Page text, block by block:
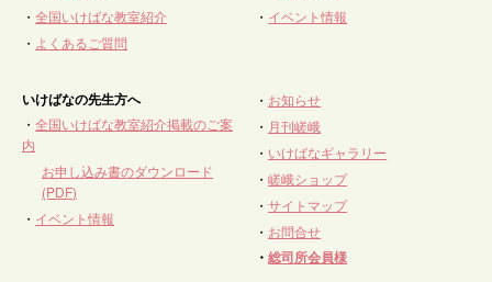
・ 全国いけばな教室紹介
・ よくあるご質問
・ イベント情報
いけばなの先生方へ
・ 全国いけばな教室紹介掲載のご案
内
お申し込み書のダウンロード
(PDF)
・ イベント情報
・ お知らせ
・ 月刊嵯峨
・ いけばなギャラリー
・嵯峨ショップ
・サイトマップ
・ お問合せ
・総司所会員様